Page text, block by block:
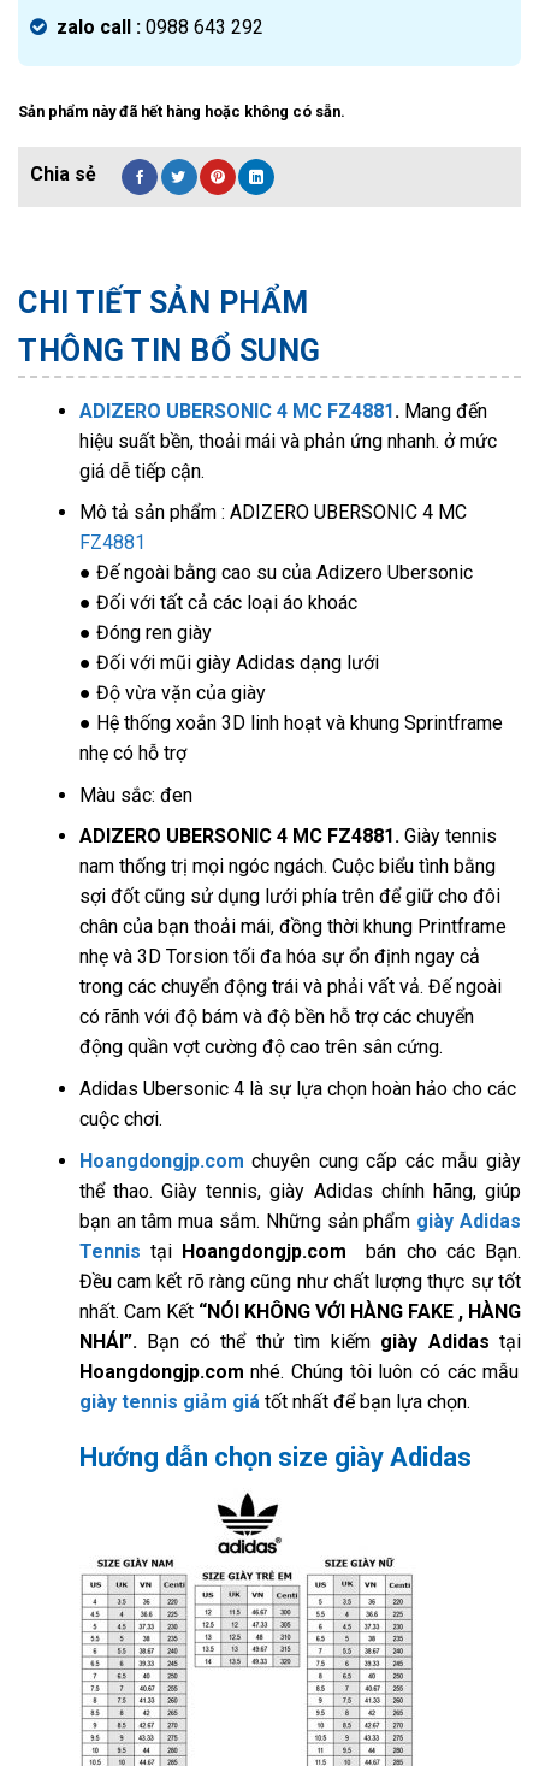
zalo call : 0988 643 292
Sản phẩm này đã hết hàng hoặc không có sẵn.
CHI TIẾT SẢN PHẨM
THÔNG TIN BỔ SUNG
ADIZERO UBERSONIC 4 MC FZ4881. Mang đến
hiệu suất bền, thoải mái và phản ứng nhanh. ở mức
giá dễ tiếp cận.
Mô tả sản phẩm : ADIZERO UBERSONIC 4 MC
FZ4881
● Đế ngoài bằng cao su của Adizero Ubersonic
● Đối với tất cả các loại áo khoác
● Đóng ren giày
● Đối với mũi giày Adidas dạng lưới
● Độ vừa vặn của giày
● Hệ thống xoắn 3D linh hoạt và khung Sprintframe
nhẹ có hỗ trợ
Màu sắc: đen
ADIZERO UBERSONIC 4 MC FZ4881. Giày tennis
nam thống trị mọi ngóc ngách. Cuộc biểu tình bằng
sợi đốt cũng sử dụng lưới phía trên để giữ cho đôi
chân của bạn thoải mái, đồng thời khung Printframe
nhẹ và 3D Torsion tối đa hóa sự ổn định ngay cả
trong các chuyển động trái và phải vất vả. Đế ngoài
có rãnh với độ bám và độ bền hỗ trợ các chuyển
động quần vợt cường độ cao trên sân cứng.
Adidas Ubersonic 4 là sự lựa chọn hoàn hảo cho các
cuộc chơi.
Hoangdongjp.com chuyên cung cấp các mẫu giày
thể thao. Giày tennis, giày Adidas chính hãng, giúp
bạn an tâm mua sắm. Những sản phẩm giày Adidas
Tennis tại Hoangdongjp.com bán cho các Bạn.
Đều cam kết rõ ràng cũng như chất lượng thực sự tốt
nhất. Cam Kết “NÓI KHÔNG VỚI HÀNG FAKE , HÀNG
NHÁI”. Bạn có thể thử tìm kiếm giày Adidastại
Hoangdongjp.comnhé. Chúng tôi luôn có các mẫu
giày tennis giảm giá tốt nhất để bạn lựa chọn.
Hướng dẫn chọn size giày Adidas